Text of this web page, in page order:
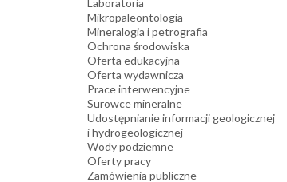
Laboratoria
Mikropaleontologia
Mineralogia i petrografia
Ochrona środowiska
Oferta edukacyjna
Oferta wydawnicza
Prace interwencyjne
Surowce mineralne
Udostępnianie informacji geologicznej
i hydrogeologicznej
Wody podziemne
Oferty pracy
Zamówienia publiczne